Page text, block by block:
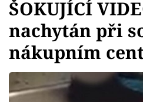
Témata
Showbyznys
Youtubeři
ŠOKUJÍCÍ
nachytán při
nákupním